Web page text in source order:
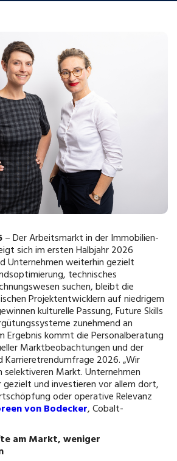
– Der Arbeitsmarkt in der Immobilien-
sich im ersten Halbjahr 2026
Unternehmen weiterhin gezielt
technisches
suchen, bleibt die
Projektentwicklern auf niedrigem
kulturelle Passung, Future Skills
zunehmend an
Ergebnis kommt die Personalberatung
Marktbeobachtungen und der
2026. „Wir
selektiveren Markt. Unternehmen
gezielt und investieren vor allem dort,
oder operative Relevanz
von Bodecker, Cobalt-
am Markt, weniger